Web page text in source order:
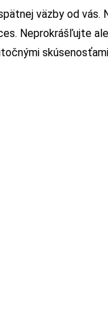
väzby od vás.
Neprokrášľujte